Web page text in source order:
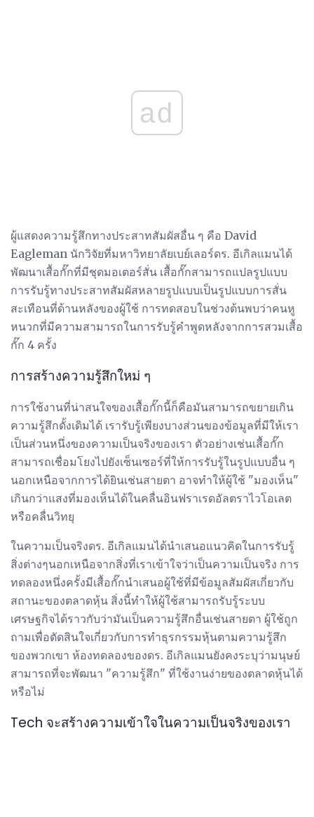
ad
ผู้แสดงความรู้สึกทางประสาทสัมผัสอื่น ๆ คือ David
Eagleman นักวิจัยที่มหาวิทยาลัยเบย์เลอร์ดร. อีเกิลแมนได้
พัฒนาเสื้อกั๊กที่มีชุดมอเตอร์สั่น เสื้อกั๊กสามารถแปลรูปแบบ
การรับรู้ทางประสาทสัมผัสหลายรูปแบบเป็นรูปแบบการสั่น
สะเทือนที่ด้านหลังของผู้ใช้ การทดสอบในช่วงต้นพบว่าคนหู
หนวกที่มีความสามารถในการรับรู้คำพูดหลังจากการสวมเสื้อ
กั๊ก 4 ครั้ง
การสร้างความรู้สึกใหม่ ๆ
การใช้งานที่น่าสนใจของเสื้อกั๊กนี้ก็คือมันสามารถขยายเกิน
ความรู้สึกดั้งเดิมได้ เรารับรู้เพียงบางส่วนของข้อมูลที่มีให้เรา
เป็นส่วนหนึ่งของความเป็นจริงของเรา ตัวอย่างเช่นเสื้อกั๊ก
สามารถเชื่อมโยงไปยังเซ็นเซอร์ที่ให้การรับรู้ในรูปแบบอื่น ๆ
นอกเหนือจากการได้ยินเช่นสายตา อาจทำให้ผู้ใช้ "มองเห็น"
เกินกว่าแสงที่มองเห็นได้ในคลื่นอินฟราเรดอัลตราไวโอเลต
หรือคลื่นวิทยุ
ในความเป็นจริงดร. อีเกิลแมนได้นำเสนอแนวคิดในการรับรู้
สิ่งต่างๆนอกเหนือจากสิ่งที่เราเข้าใจว่าเป็นความเป็นจริง การ
ทดลองหนึ่งครั้งมีเสื้อกั๊กนำเสนอผู้ใช้ที่มีข้อมูลสัมผัสเกี่ยวกับ
สถานะของตลาดหุ้น สิ่งนี้ทำให้ผู้ใช้สามารถรับรู้ระบบ
เศรษฐกิจได้ราวกับว่ามันเป็นความรู้สึกอื่นเช่นสายตา ผู้ใช้ถูก
ถามเพื่อตัดสินใจเกี่ยวกับการทำธุรกรรมหุ้นตามความรู้สึก
ของพวกเขา ห้องทดลองของดร. อีเกิลแมนยังคงระบุว่ามนุษย์
สามารถที่จะพัฒนา "ความรู้สึก" ที่ใช้งานง่ายของตลาดหุ้นได้
หรือไม่
Tech จะสร้างความเข้าใจในความเป็นจริงของเรา